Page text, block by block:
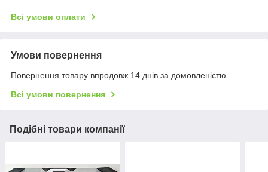
Всі умови оплати
Умови повернення
Повернення товару впродовж 14 днів за домовленістю
Всі умови повернення
Подібні товари компанії